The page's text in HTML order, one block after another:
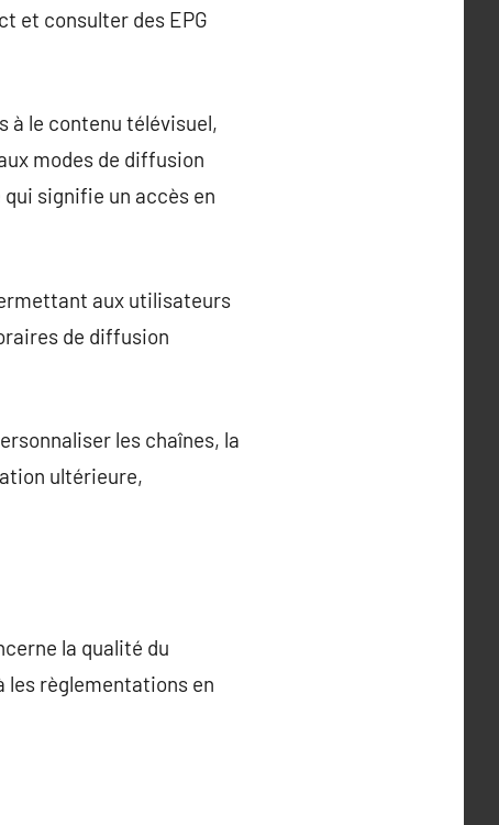
et consulter des EPG
à le contenu télévisuel,
modes de diffusion
signifie un accès en
aux utilisateurs
de diffusion
les chaînes, la
ultérieure,
la qualité du
règlementations en